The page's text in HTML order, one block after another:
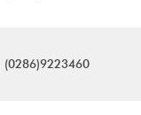
(0286)9223460